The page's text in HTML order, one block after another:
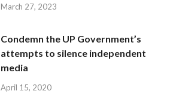
March 27, 2023
Condemn the UP Government’s
attempts to silence independent
media
April 15, 2020